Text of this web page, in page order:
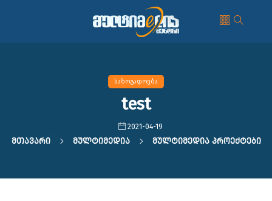
საზოგადოება
test
2021-04-19
Მთავარი Მულტიმედია Მულტიმედია Პროექტები